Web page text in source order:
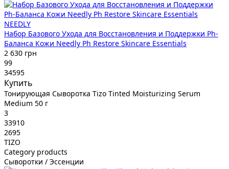
NEEDLY
Набор Базового Ухода для Восстановления и Поддержки Ph-
Баланса Кожи Needly Ph Restore Skincare Essentials
2 630 грн
99
34595
Купить
Тонирующая Сыворотка Tizo Tinted Moisturizing Serum
Medium 50 г
3
33910
2695
TIZO
Category products
Сыворотки / Эссенции